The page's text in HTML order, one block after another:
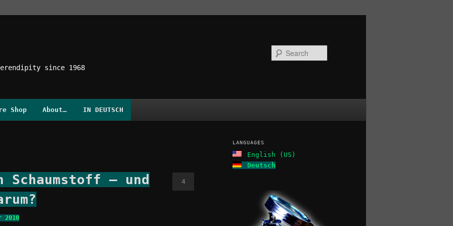
since 1968
Shop About… IN DEUTSCH
– und
2010
4
LANGUAGES
English (US)
Deutsch